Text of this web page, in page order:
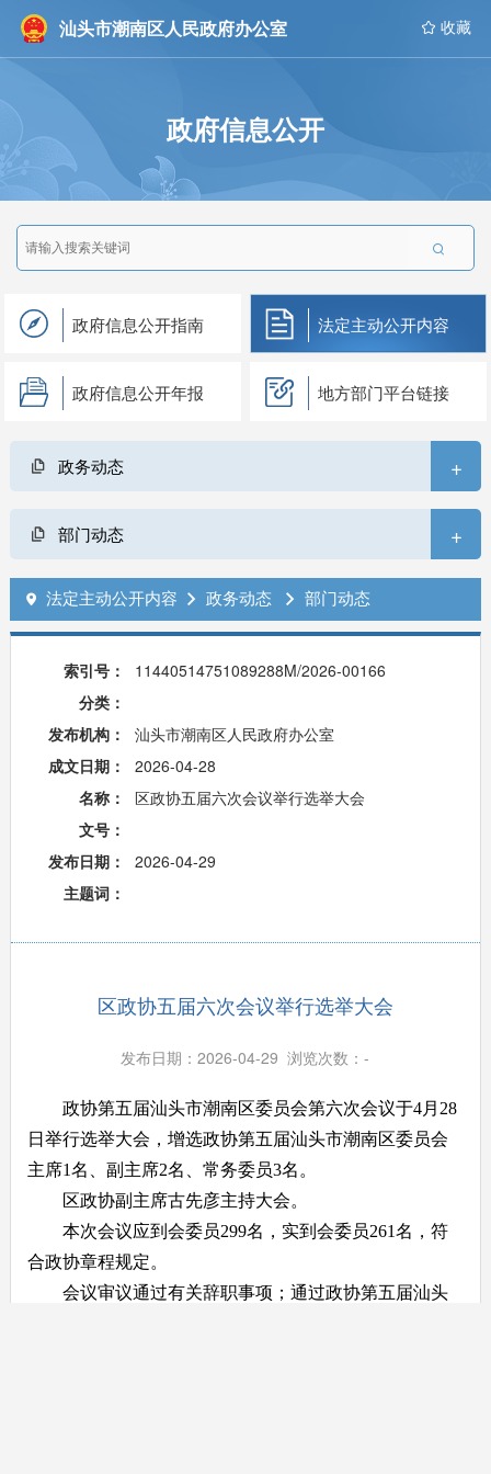
汕头市潮南区人民政府办公室  收藏
政府信息公开

政府信息公开指南 法定主动公开内容
政府信息公开年报 地方部门平台链接
政务动态 +
部门动态 +
 法定主动公开内容  政务动态  部门动态
索引号：
11440514751089288M/2026-00166
分类：
发布机构：
汕头市潮南区人民政府办公室
成文日期：
2026-04-28
名称：
区政协五届六次会议举行选举大会
文号：
发布日期：
2026-04-29
主题词：
区政协五届六次会议举行选举大会
发布日期：2026-04-29 浏览次数：-
政协第五届汕头市潮南区委员会第六次会议于4月28
日举行选举大会，增选政协第五届汕头市潮南区委员会
主席1名、副主席2名、常务委员3名。
区政协副主席古先彦主持大会。
本次会议应到会委员299名，实到会委员261名，符
合政协章程规定。
会议审议通过有关辞职事项；通过政协第五届汕头